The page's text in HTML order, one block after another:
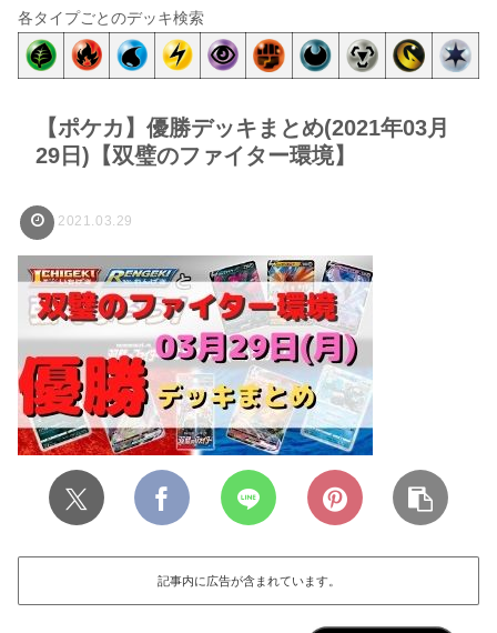
各タイプごとのデッキ検索
【ポケカ】優勝デッキまとめ(2021年03月
29日)【双璧のファイター環境】
2021.03.29
記事内に広告が含まれています。